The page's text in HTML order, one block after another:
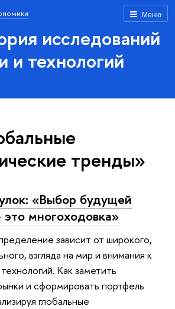
Меню
исследований
и технологий
тренды»
«Выбор будущей
многоходовка»
зависит от широкого,
взгляда на мир и внимания к
Как заметить
и сформировать портфель
глобальные